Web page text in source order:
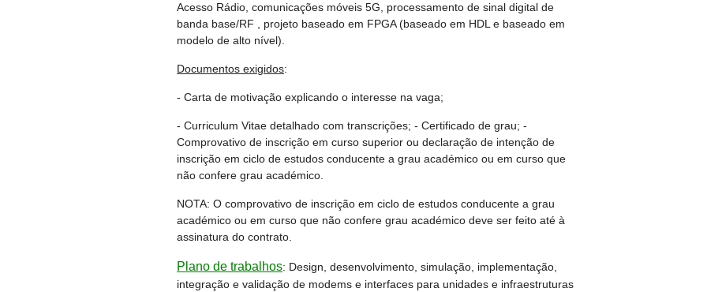
Acesso Rádio, comunicações móveis 5G, processamento de sinal digital de
banda base/RF , projeto baseado em FPGA (baseado em HDL e baseado em
modelo de alto nível).
Documentos exigidos:
- Carta de motivação explicando o interesse na vaga;
- Curriculum Vitae detalhado com transcrições; - Certificado de grau; -
Comprovativo de inscrição em curso superior ou declaração de intenção de
inscrição em ciclo de estudos conducente a grau académico ou em curso que
não confere grau académico.
NOTA: O comprovativo de inscrição em ciclo de estudos conducente a grau
académico ou em curso que não confere grau académico deve ser feito até à
assinatura do contrato.
Plano de trabalhos: Design, desenvolvimento, simulação, implementação,
integração e validação de modems e interfaces para unidades e infraestruturas